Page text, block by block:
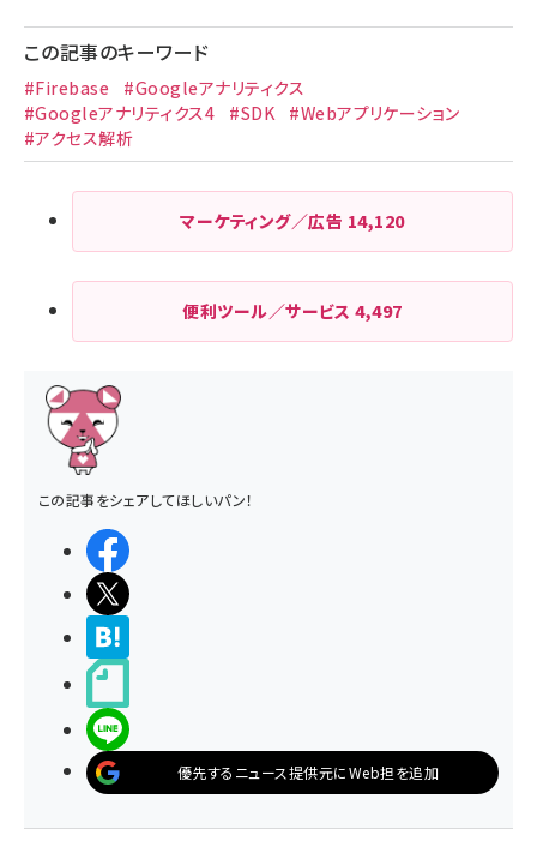
この記事のキーワード
#Firebase
#Googleアナリティクス
#Googleアナリティクス4
#SDK
#Webアプリケーション
#アクセス解析
マーケティング／広告 14,120
便利ツール／サービス4,497
この記事をシェアしてほしいパン！
優先するニュース提供元にWeb担を追加